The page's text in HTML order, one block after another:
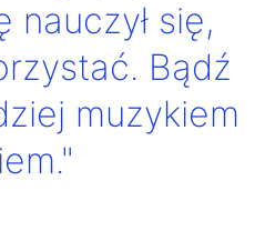
nauczył się,
Bądź
muzykiem